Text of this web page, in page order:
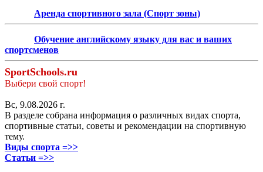
Аренда спортивного зала (Спорт зоны)
Обучение английскому языку для вас и ваших
спортсменов
SportSchools.ru
Выбери свой спорт!
Вс, 9.08.2026 г.
В разделе собрана информация о различных видах спорта,
спортивные статьи, советы и рекомендации на спортивную
тему.
Виды спорта =>>
Статьи =>>